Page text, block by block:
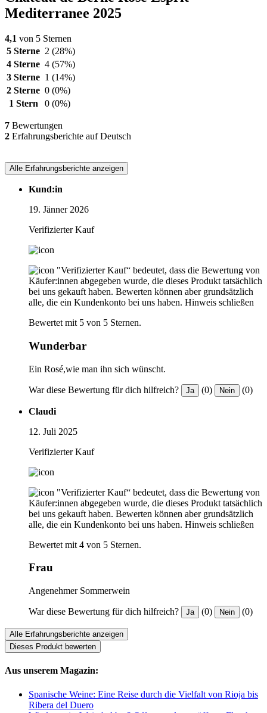
Mediterranee 2025
4,1 von 5 Sternen
5 Sterne 2 (28%)
4 Sterne 4 (57%)
3 Sterne 1 (14%)
2 Sterne 0 (0%)
1 Stern
0 (0%)
7 Bewertungen
2 Erfahrungsberichte auf Deutsch
Alle Erfahrungsberichte anzeigen
Kund:in
19. Jänner 2026
Verifizierter Kauf
"Verifizierter Kauf“ bedeutet, dass die Bewertung von
Käufer:innen abgegeben wurde, die dieses Produkt tatsächlich
bei uns gekauft haben. Bewerten können aber grundsätzlich
alle, die ein Kundenkonto bei uns haben. Hinweis schließen
Bewertet mit 5 von 5 Sternen.
Wunderbar
Ein Rosé,wie man ihn sich wünscht.
War diese Bewertung für dich hilfreich? Ja (0) Nein (0)
Claudi
12. Juli 2025
Verifizierter Kauf
"Verifizierter Kauf“ bedeutet, dass die Bewertung von
Käufer:innen abgegeben wurde, die dieses Produkt tatsächlich
bei uns gekauft haben. Bewerten können aber grundsätzlich
alle, die ein Kundenkonto bei uns haben. Hinweis schließen
Bewertet mit 4 von 5 Sternen.
Frau
Angenehmer Sommerwein
War diese Bewertung für dich hilfreich? Ja (0) Nein (0)
Alle Erfahrungsberichte anzeigen
Dieses Produkt bewerten
Aus unserem Magazin:
Spanische Weine: Eine Reise durch die Vielfalt von Rioja bis
Ribera del Duero